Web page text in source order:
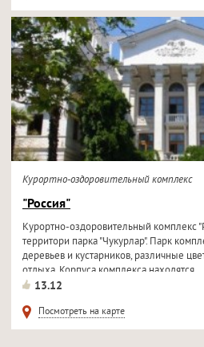
Курортно-оздоровительный комплекс
"Россия"
Курортно-оздоровительный комплекс
территори парка "Чукурлар". Парк
деревьев и кустарников, различные
отдыха. Корпуса комплекса находятся...
13.12
Посмотреть на карте